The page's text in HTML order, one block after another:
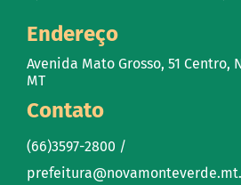
Endereço
Avenida Mato Grosso, 51 Centro,
MT
Contato
(66)3597-2800 /